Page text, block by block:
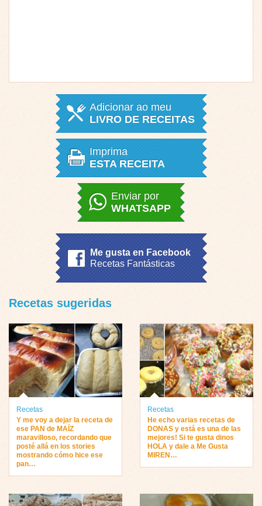
Adicionar ao meu
LIVRO DE RECEITAS
Imprima
ESTA RECEITA
Enviar por
WHATSAPP
Me gusta en Facebook
Recetas Fantásticas
Recetas sugeridas
Recetas
Y me voy a dejar la receta de
ese PAN de MAÍZ
maravilloso, recordando que
posté allá en los stories
mostrando cómo hice ese
pan…
Recetas
He echo varias recetas de
DONAS y está es una de las
mejores! Si te gusta dinos
HOLA y dale a Me Gusta
MIREN…